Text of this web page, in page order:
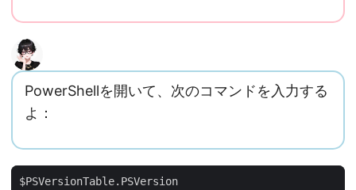
PowerShellを開いて、次のコマンドを入力する
よ：
$PSVersionTable. PSVersion